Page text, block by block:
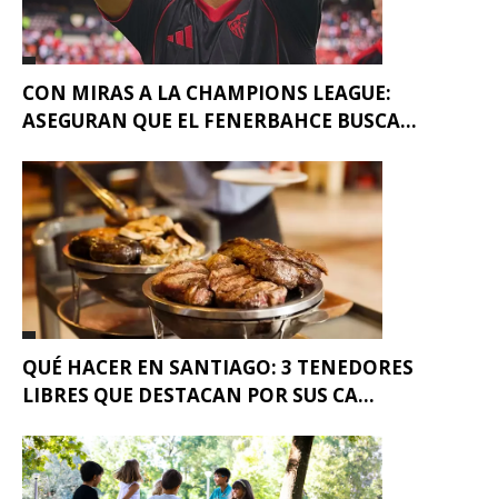
CON MIRAS A LA CHAMPIONS LEAGUE:
ASEGURAN QUE EL FENERBAHCE BUSCA...
QUÉ HACER EN SANTIAGO: 3 TENEDORES
LIBRES QUE DESTACAN POR SUS CA...